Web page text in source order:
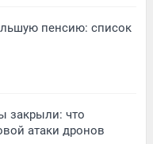
пенсию: список
закрыли: что
атаки дронов